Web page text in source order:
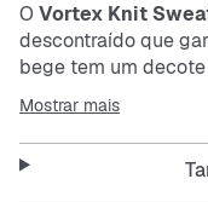
O Vortex Knit
descontraído que
bege tem um
resistente e fácil de
de trás dá-lhe um
Mostrar mais